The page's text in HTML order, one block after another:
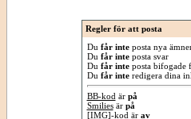
Regler för att posta
Du får inteposta nya
Du får inteposta svar
Du får inteposta bifogade
Du får interedigera dina
BB-kod är på
Smiliesär på
[IMG]-kod är av